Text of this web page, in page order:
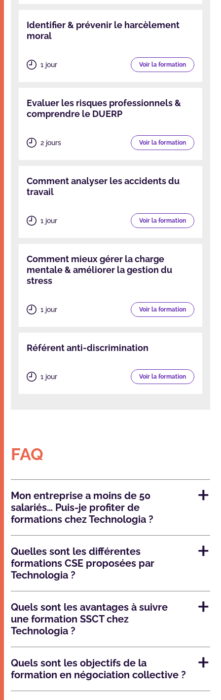
Identifier & prévenir le harcèlement
moral
1 jour Voir la formation
Evaluer les risques professionnels &
comprendre le DUERP
2 jours Voir la formation
Comment analyser les accidents du
travail
1 jour Voir la formation
Comment mieux gérer la charge
mentale & améliorer la gestion du
stress
1 jour Voir la formation
Référent anti-discrimination
1 jour Voir la formation
FAQ
Mon entreprise a moins de 50
salariés… Puis-je profiter de
formations chez Technologia ?
Quelles sont les différentes
formations CSE proposées par
Technologia ?
Quels sont les avantages à suivre
une formation SSCT chez
Technologia ?
Quels sont les objectifs de la
formation en négociation collective ?